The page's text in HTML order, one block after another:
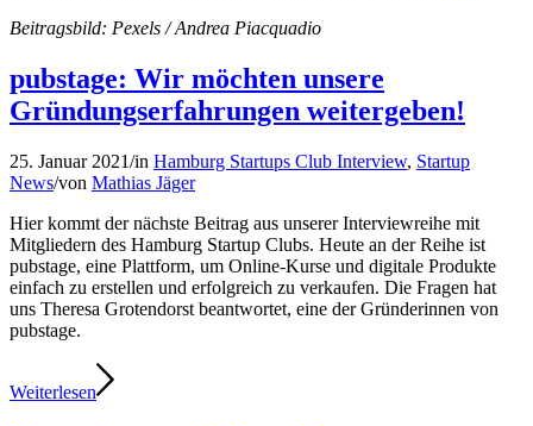
Beitragsbild: Pexels / Andrea Piacquadio
pubstage: Wir möchten unsere
Gründungserfahrungen weitergeben!
25. Januar 2021/in Hamburg Startups Club Interview, Startup
News/von Mathias Jäger
Hier kommt der nächste Beitrag aus unserer Interviewreihe mit
Mitgliedern des Hamburg Startup Clubs. Heute an der Reihe ist
pubstage, eine Plattform, um Online-Kurse und digitale Produkte
einfach zu erstellen und erfolgreich zu verkaufen. Die Fragen hat
uns Theresa Grotendorst beantwortet, eine der Gründerinnen von
pubstage.
Weiterlesen